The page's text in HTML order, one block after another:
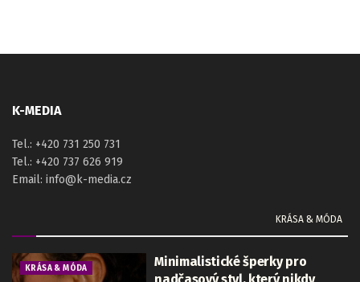
K-MEDIA
Tel.: +420 731 250 731
Tel.: +420 737 626 919
Email: info@k-media.cz
KRÁSA & MÓDA
KRÁSA & MÓDA
Minimalistické šperky pro